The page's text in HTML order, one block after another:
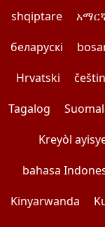
shqiptare
беларускі
Hrvatski
Tagalog
Kreyòl
bahasa
Kinyarwanda